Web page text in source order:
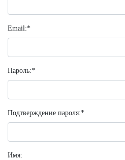
Email:*
Пароль:*
Подтверждение пароля:*
Имя: